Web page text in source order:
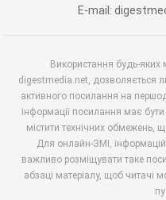
E-mail:
Використання будь-яких
digestmedia.net, дозволяється
активного посилання на
інформації посилання має
містити технічних обмежень,
Для онлайн-ЗМІ,
важливо розміщувати таке
абзаці матеріалу, щоб читачі